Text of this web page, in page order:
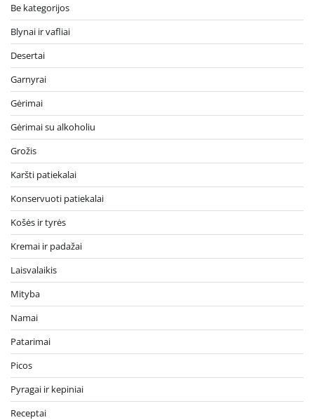
Be kategorijos
Blynai ir vafliai
Desertai
Garnyrai
Gėrimai
Gėrimai su alkoholiu
Grožis
Karšti patiekalai
Konservuoti patiekalai
Košės ir tyrės
Kremai ir padažai
Laisvalaikis
Mityba
Namai
Patarimai
Picos
Pyragai ir kepiniai
Receptai